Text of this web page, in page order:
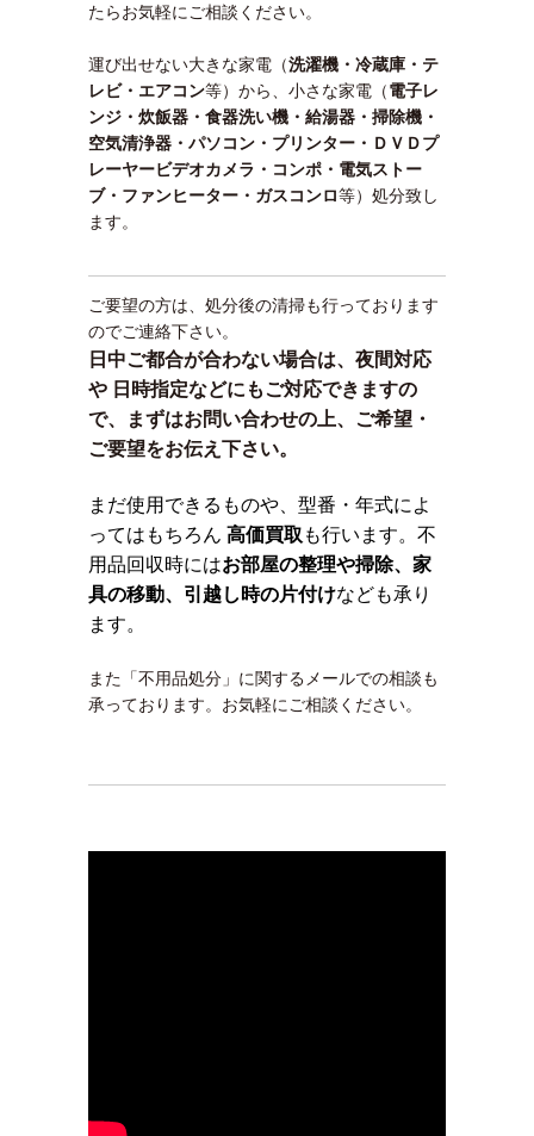
たらお気軽にご相談ください。
運び出せない大きな家電（洗濯機・冷蔵庫・テ
レビ・エアコン等）から、小さな家電（電子レ
ンジ・炊飯器・食器洗い機・給湯器・掃除機・
空気清浄器・パソコン・プリンター・ＤＶＤプ
レーヤービデオカメラ・コンポ・電気ストー
ブ・ファンヒーター・ガスコンロ等）処分致し
ます。
ご要望の方は、処分後の清掃も行っております
のでご連絡下さい。
日中ご都合が合わない場合は、夜間対応
や 日時指定などにもご対応できますの
で、まずはお問い合わせの上、ご希望・
ご要望をお伝え下さい。
まだ使用できるものや、型番・年式によ
ってはもちろん 高価買取 も行います。不
用品回収時にはお部屋の整理や掃除、家
具の移動、引越し時の片付けなども承り
ます。
また「不用品処分」に関するメールでの相談も
承っております。お気軽にご相談ください。